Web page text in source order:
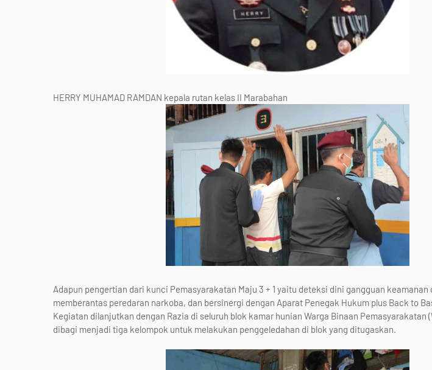
HERRY MUHAMAD RAMDAN kepala rutan kelas II Marabahan
Adapun pengertian dari kunci Pemasyarakatan Maju 3 + 1 yaitu deteksi dini gangguan
memberantas peredaran narkoba, dan bersinergi dengan Aparat Penegak Hukum plus Back to
Kegiatan dilanjutkan dengan Razia di seluruh blok kamar hunian Warga Binaan Pemasyarakatan
dibagi menjadi tiga kelompok untuk melakukan penggeledahan di blok yang ditugaskan.